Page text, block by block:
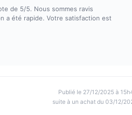
de 5/5. Nous sommes ravis
a été rapide. Votre satisfaction est
Publié le 27/12/2025 à
suite à un achat du 03/12/